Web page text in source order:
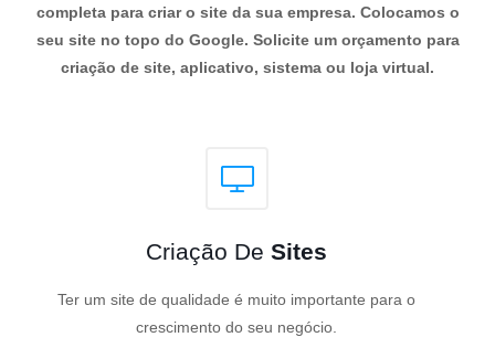
completa para criar o site da sua empresa. Colocamos o
seu site no topo do Google. Solicite um orçamento para
criação de site, aplicativo, sistema ou loja virtual.
Criação De Sites
Ter um site de qualidade é muito importante para o
crescimento do seu negócio.